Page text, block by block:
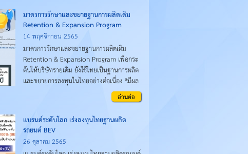
(Competitiveness Enhancement
Division)
มาตรการรักษาและขยายฐานการผลิตเดิม
Retention & Expansion Program
14 พฤศจิกายน 2565
มาตรการรักษาและขยายฐานการผลิตเดิม
Retention & Expansion Program เพื่อกระ
ต้นให้บริษัทรายเดิม ยังใช้ไทยเป็นฐานการผลิต
และขยายการลงทุนในไทยอย่างต่อเนื่อง *มีผล
ใช้บังคับตั้งแต่ วันที่ 3 มกราคม 2566 เป็นต้น
อ่านต่อ
แบรนด์ระดับโลก เร่งลงทุนไทยฐานผลิต
รถยนต์ BEV
26 ตุลาคม 2565